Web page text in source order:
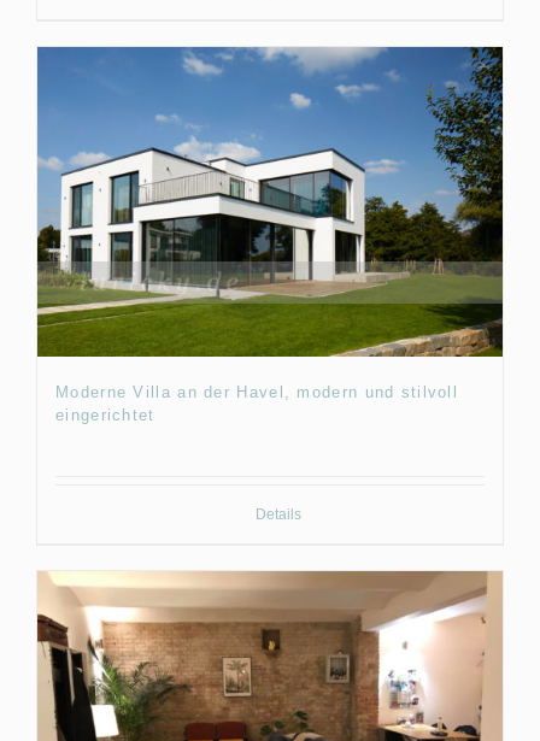
Moderne Villa an der Havel, modern und stilvoll
eingerichtet
Details